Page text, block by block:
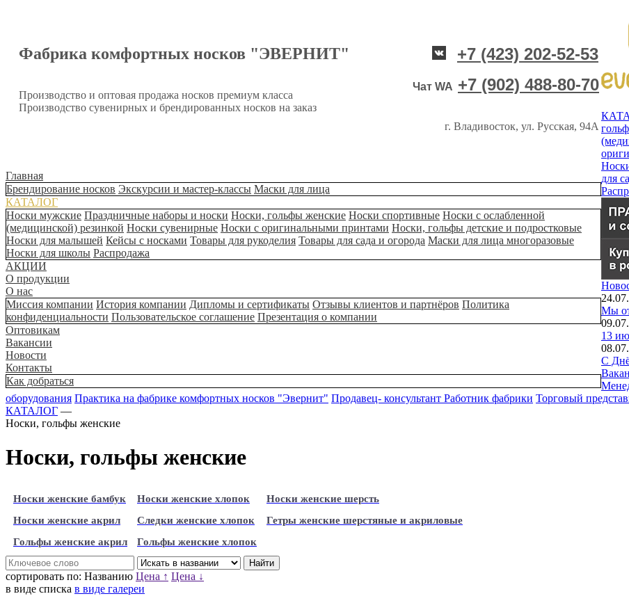
Фабрика комфортных носков "ЭВЕРНИТ"
Производство и оптовая продажа носков премиум класса
Производство сувенирных и брендированных носков на заказ
+7 (423) 202-52-53
Чат WA +7 (902) 488-80-70
г. Владивосток, ул. Русская, 94А
Главная
Брендирование носков Экскурсии и мастер-классы Маски для лица
КАТАЛОГ
Носки мужские Праздничные наборы и носки Носки, гольфы женские Носки спортивные Носки с ослабленной
(медицинской) резинкой Носки сувенирные Носки с оригинальными принтами Носки, гольфы детские и подростковые
Носки для малышей Кейсы с носками Товары для рукоделия Товары для сада и огорода Маски для лица многоразовые
Носки для школы Распродажа
АКЦИИ
О продукции
О нас
Миссия компании История компании Дипломы и сертификаты Отзывы клиентов и партнёров Политика
конфиденциальности Пользовательское соглашение Презентация о компании
Оптовикам
Вакансии
Новости
Контакты
Как добраться
для
Мы
13
С
оборудования Практика на фабрике комфортных носков "Эвернит" Продавец- консультант Работник фабрики Торговый
КАТАЛОГ —
Носки, гольфы женские
Носки, гольфы женские
Носки женские бамбук Носки женские хлопок
Носки женские шерсть
Носки женские акрил
Следки женские хлопок
Гетры женские шерстяные и акриловые
Гольфы женские акрил
Гольфы женские хлопок
сортировать по: Названию Цена ↑ Цена ↓
в виде списка в виде галереи